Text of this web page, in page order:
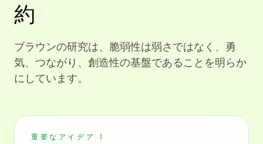
約
ブラウンの研究は、脆弱性は弱さではなく、勇
気、つながり、創造性の基盤であることを明らか
にしています。
重要なアイデア 1